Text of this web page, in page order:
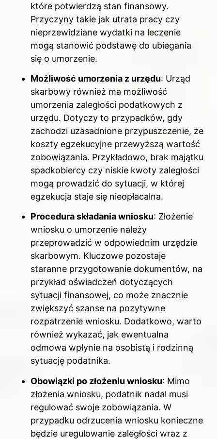
które potwierdzą stan finansowy.
Przyczyny takie jak utrata pracy czy
nieprzewidziane wydatki na leczenie
mogą stanowić podstawę do ubiegania
się o umorzenie.
Możliwość umorzenia z urzędu: Urząd
skarbowy również ma możliwość
umorzenia zaległości podatkowych z
urzędu. Dotyczy to przypadków, gdy
zachodzi uzasadnione przypuszczenie, że
koszty egzekucyjne przewyższą wartość
zobowiązania. Przykładowo, brak majątku
spadkobiercy czy niskie kwoty zaległości
mogą prowadzić do sytuacji, w której
egzekucja staje się nieopłacalna.
Procedura składania wniosku: Złożenie
wniosku o umorzenie należy
przeprowadzić w odpowiednim urzędzie
skarbowym. Kluczowe pozostaje
staranne przygotowanie dokumentów, na
przykład oświadczeń dotyczących
sytuacji finansowej, co może znacznie
zwiększyć szanse na pozytywne
rozpatrzenie wniosku. Dodatkowo, warto
również wykazać, jak ewentualna
odmowa wpłynie na osobistą i rodzinną
sytuację podatnika.
Obowiązki po złożeniu wniosku: Mimo
złożenia wniosku, podatnik nadal musi
regulować swoje zobowiązania. W
przypadku odrzucenia wniosku konieczne
będzie uregulowanie zaległości wraz z